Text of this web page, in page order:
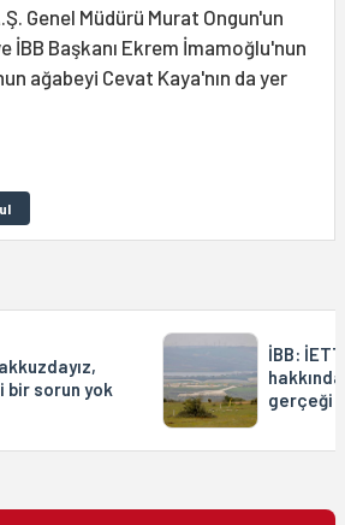
Genel Müdürü Murat Ongun'un
İBB Başkanı Ekrem İmamoğlu'nun
ağabeyi Cevat Kaya'nın da yer
bir sorun yok
İBB:
gerçeği